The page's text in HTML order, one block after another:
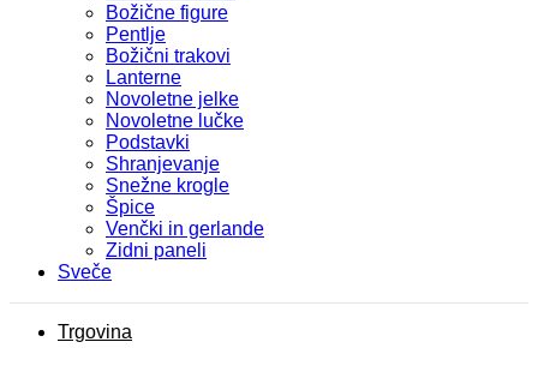
Trgovina
Božične figure
Pentlje
Božični trakovi
Lanterne
Novoletne jelke
Novoletne lučke
Podstavki
Shranjevanje
Snežne krogle
Špice
Venčki in gerlande
Zidni paneli
Sveče